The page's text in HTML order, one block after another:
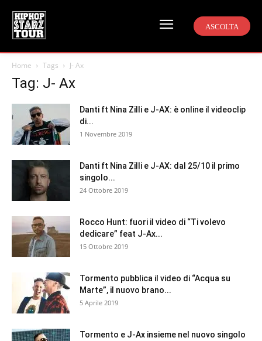
ASCOLTA
Home Tags J- Ax
Tag: J- Ax
Danti ft Nina Zilli e J-AX: è online il videoclip
di...
1 Novembre 2019
Danti ft Nina Zilli e J-AX: dal 25/10 il primo
singolo...
24 Ottobre 2019
Rocco Hunt: fuori il video di “Ti volevo
dedicare” feat J-Ax...
15 Ottobre 2019
Tormento pubblica il video di “Acqua su
Marte”, il nuovo brano...
5 Aprile 2019
Tormento e J-Ax insieme nel nuovo singolo